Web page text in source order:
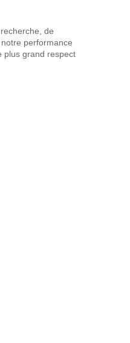
de
performance
plus grand respect